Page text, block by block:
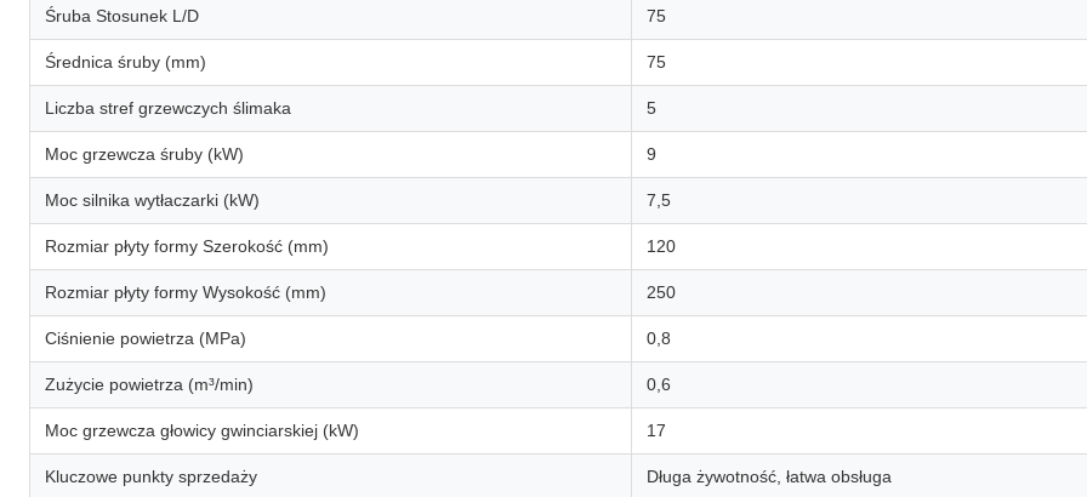
Śruba Stosunek L/D 75
Średnica śruby (mm) 75
Liczba stref grzewczych ślimaka 5
Moc grzewcza śruby (kW) 9
Moc silnika wytłaczarki (kW) 7,5
Rozmiar płyty formy Szerokość (mm) 120
Rozmiar płyty formy Wysokość (mm) 250
Ciśnienie powietrza (MPa) 0,8
Zużycie powietrza (m³/min) 0,6
Moc grzewcza głowicy gwinciarskiej (kW) 17
Kluczowe punkty sprzedaży Długa żywotność, łatwa obsługa